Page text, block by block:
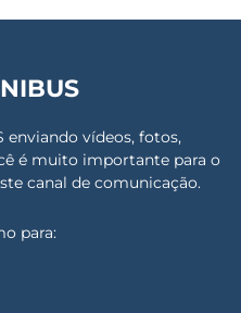
enviando vídeos, fotos,
é muito importante para o
canal de comunicação.
para: